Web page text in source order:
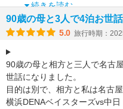
続きを読む
90歳の母と3人で4泊お世話
5.0 旅行時期：
90歳の母と相方と三人で名古
世話になりました。
目的は別で、相方と私は名古
横浜DENAベイスターズvs中